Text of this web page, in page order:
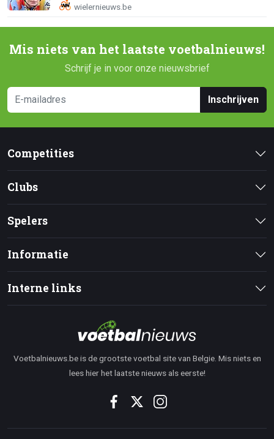
Mis niets van het laatste voetbalnieuws!
Schrijf je in voor onze nieuwsbrief
Inschrijven
Competities
Clubs
Spelers
Informatie
Interne links
Voetbalnieuws.be is de grootste voetbal site van Belgie. Mis niets en
lees hier het laatste nieuws als eerste!